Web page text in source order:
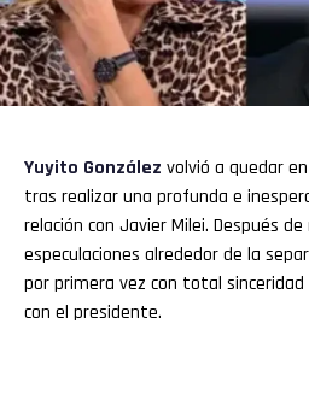
Yuyito González volvió a quedar
tras realizar una profunda e
relación con Javier Milei. Después
especulaciones alrededor de la
por primera vez con total
con el presidente.